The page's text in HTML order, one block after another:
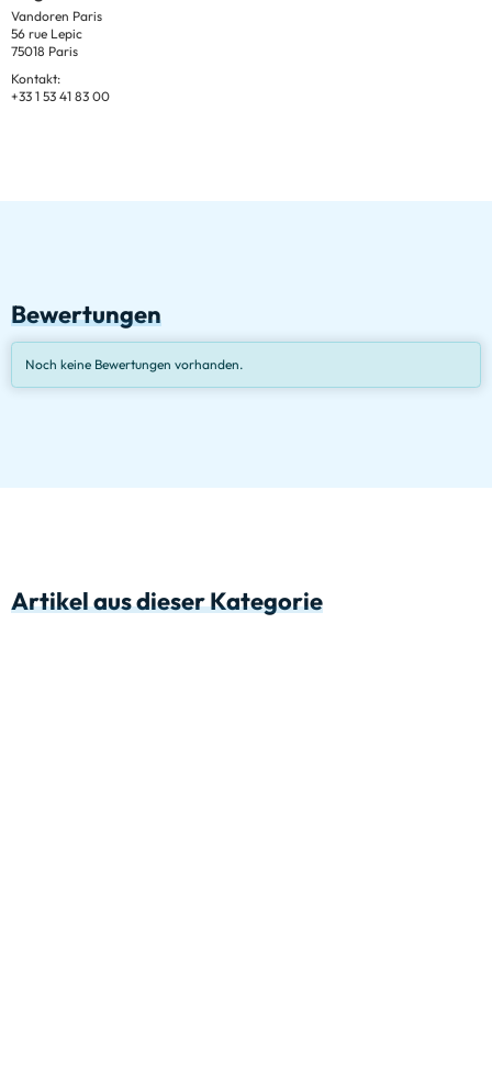
Vandoren Paris
56 rue Lepic
75018 Paris
Kontakt:
+33 1 53 41 83 00
Bewertungen
Noch keine Bewertungen vorhanden.
Artikel aus dieser Kategorie